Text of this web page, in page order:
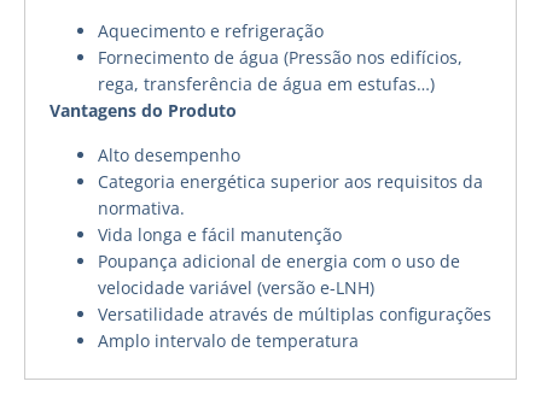
Aquecimento e refrigeração
Fornecimento de água (Pressão nos edifícios,
rega, transferência de água em estufas…)
Vantagens do Produto
Alto desempenho
Categoria energética superior aos requisitos da
normativa.
Vida longa e fácil manutenção
Poupança adicional de energia com o uso de
velocidade variável (versão e-LNH)
Versatilidade através de múltiplas configurações
Amplo intervalo de temperatura